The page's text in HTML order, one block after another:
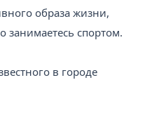
образа жизни,
занимаетесь спортом.
в городе